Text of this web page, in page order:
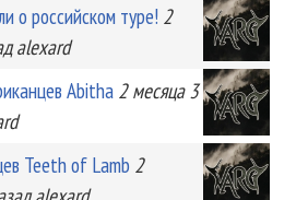
о российском туре! 2
alexard
Abitha 2 месяца 3
Teeth of Lamb 2